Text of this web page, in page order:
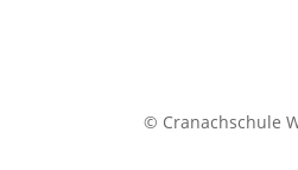
© Cranachschule